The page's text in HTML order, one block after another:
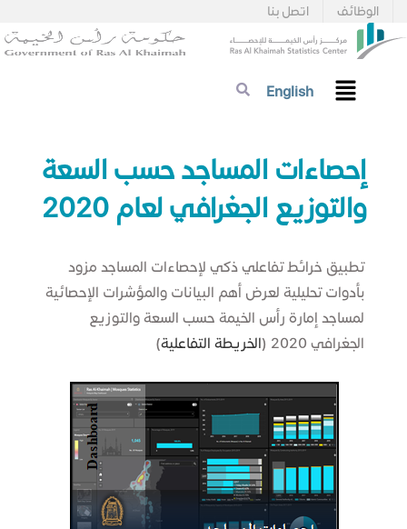
اتصل بنا الوظائف
English
​​​​إحصاءات المساجد حسب السعة
والتوزيع الجغرافي لعام 2020​
تطبيق خرائط تفاعلي ذكي لإحصاءات المساجد مزود
بأدوات تحليلية لعرض أهم البيانات والمؤشرات الإحصائية
لمساجد إمارة رأس الخيمة حسب السعة والتوزيع
الجغرافي 2020​ (
الخريطة التفاعلية​)